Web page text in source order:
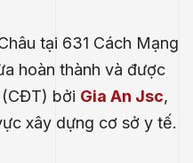
tại 631 Cách Mạng
hoàn thành và được
bởi Gia An Jsc,
xây dựng cơ sở y tế.